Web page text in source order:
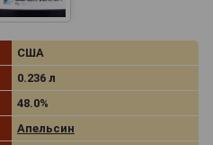
США
0.236 л
48.0%
Апельсин